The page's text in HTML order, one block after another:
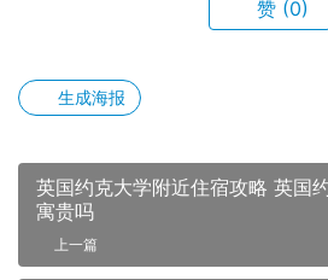
赞 (0)
生成海报
英国约克大学附近住宿攻略 英国
寓贵吗
上一篇